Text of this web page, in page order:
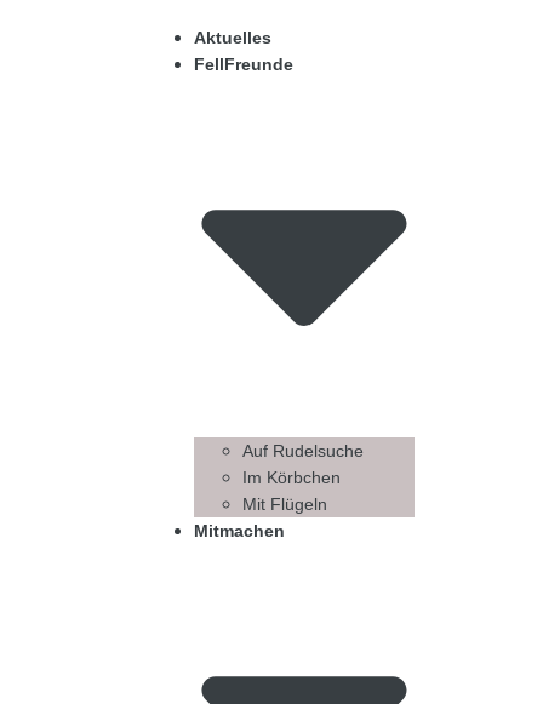
Aktuelles
FellFreunde
Auf Rudelsuche
Im Körbchen
Mit Flügeln
Mitmachen